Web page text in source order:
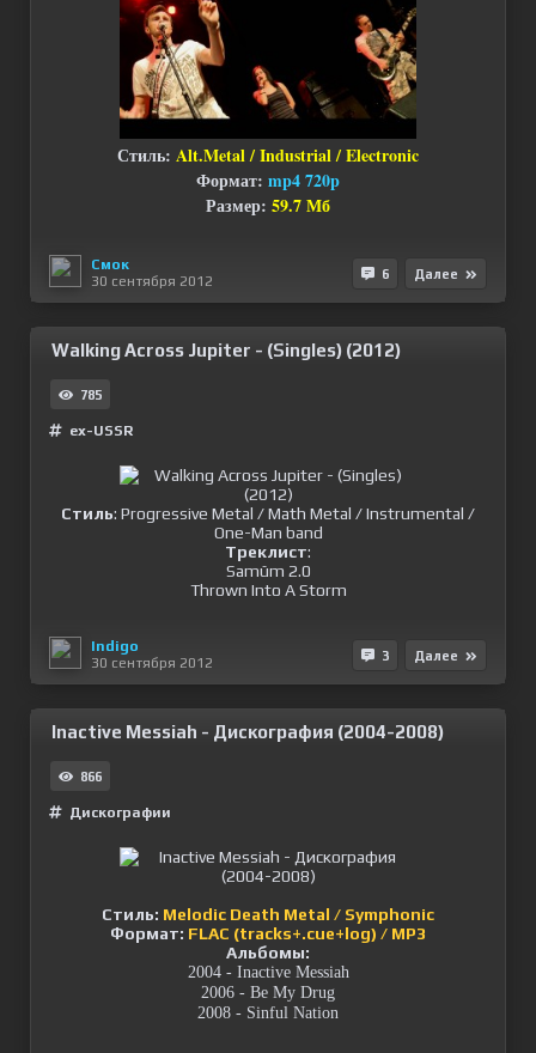
Стиль: Alt.Metal / Industrial / Electronic
Формат: mp4 720p
Размер: 59.7 Мб
Смок
30 сентября 2012
6 Далее
Walking Across Jupiter - (Singles) (2012)
785
ex-USSR
Стиль: Progressive Metal / Math Metal / Instrumental /
One-Man band
Треклист:
Samūm 2.0
Thrown Into A Storm
Indigo
30 сентября 2012
3 Далее
Inactive Messiah - Дискография (2004-2008)
866
Дискографии
Стиль: Melodic Death Metal / Symphonic
Формат: FLAC (tracks+.cue+log) / MP3
Альбомы:
2004 - Inactive Messiah
2006 - Be My Drug
2008 - Sinful Nation